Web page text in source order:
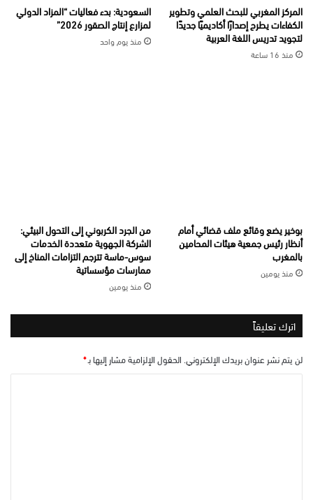
المركز المغربي للبحث العلمي وتطوير
الكفاءات يطرح إصدارًا أكاديميًا جديدًا
لتجويد تدريس اللغة العربية
منذ 16 ساعة
السعودية: بدء فعاليات “المزاد الدولي
لمزارع إنتاج الصقور 2026”
منذ يوم واحد
بوخير يضع وقائع ملف قضائي أمام
أنظار رئيس جمعية هيئات المحامين
بالمغرب
منذ يومين
من الجرد الكربوني إلى التحول البيئي:
الشركة الجهوية متعددة الخدمات
سوس-ماسة تترجم التزامات المناخ إلى
ممارسات مؤسساتية
منذ يومين
اترك تعليقاً
لن يتم نشر عنوان بريدك الإلكتروني. الحقول الإلزامية مشار إليها بـ*